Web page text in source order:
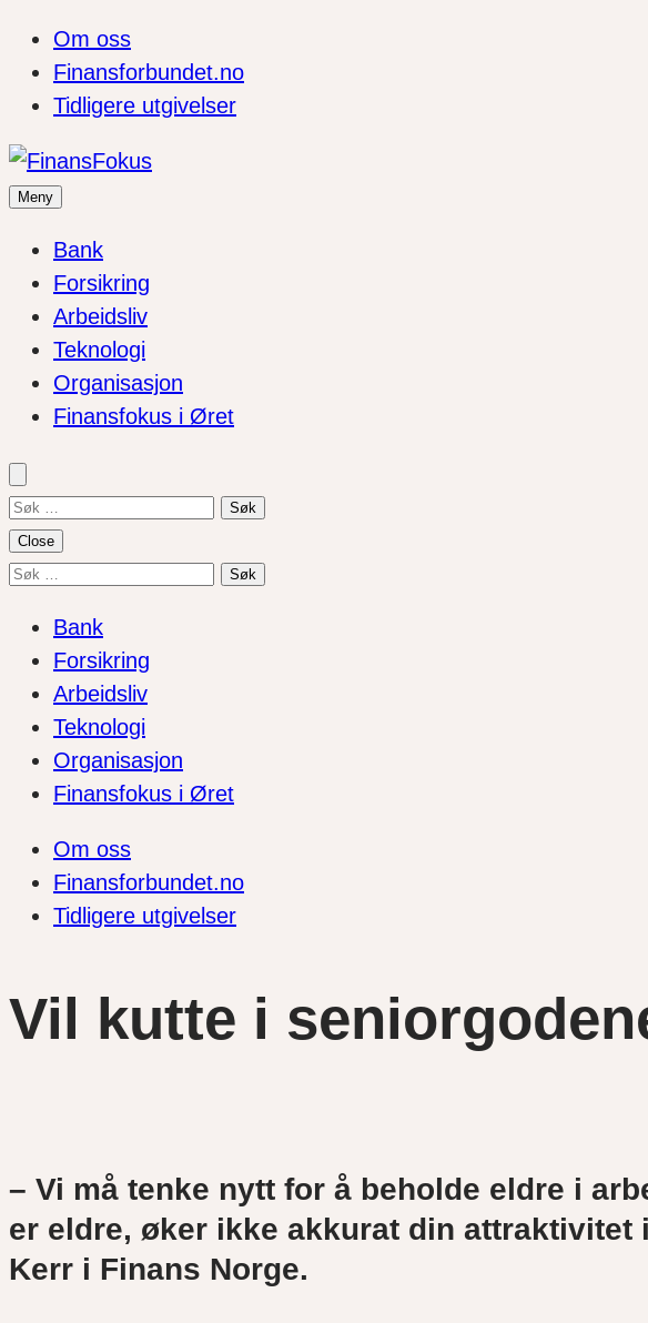
Om oss
Finansforbundet.no
Tidligere utgivelser
Meny
Bank
Forsikring
Arbeidsliv
Teknologi
Organisasjon
Finansfokus i Øret
Søk
etter:
Close
Søk
Bank
Forsikring
Arbeidsliv
Teknologi
Organisasjon
Finansfokus i Øret
Om oss
Finansforbundet.no
Tidligere utgivelser
Vil kutte i
– Vi må tenke nytt for å beholde eldre i
er eldre, øker ikke akkurat din
Kerr i Finans Norge.